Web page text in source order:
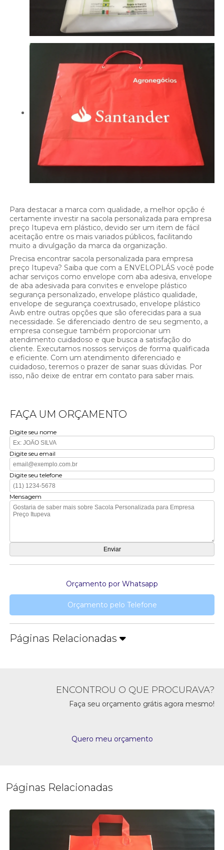
Para destacar a marca com qualidade, a melhor opção é
certamente investir na sacola personalizada para empresa
preço Itupeva em plástico, devido ser um item de fácil
aceitação entre os mais variados públicos, facilitando
muito a divulgação da marca da organização.
Precisa encontrar sacola personalizada para empresa
preço Itupeva? Saiba que com a ENVELOPLÁS você pode
achar serviços como envelope com aba adesiva, envelope
de aba adesivada para convites e envelope plástico
segurança personalizado, envelope plástico qualidade,
envelope de segurança coextrusado, envelope plástico
Awb entre outras opções que são oferecidas para a sua
necessidade. Se diferenciado dentro de seu segmento, a
empresa consegue também proporcionar um
atendimento cuidadoso e que busca a satisfação do
cliente. Executamos nossos serviços de forma qualificada
e eficiente. Com um atendimento diferenciado e
cuidadoso, teremos o prazer de sanar suas dúvidas. Por
isso, não deixe de entrar em contato para saber mais.
FAÇA UM ORÇAMENTO
Digite seu nome
Digite seu email
Digite seu telefone
Mensagem
Orçamento por Whatsapp
Orçamento pelo Telefone
Páginas Relacionadas
ENCONTROU O QUE PROCURAVA?
Faça seu orçamento grátis agora mesmo!
Quero meu orçamento
Páginas Relacionadas